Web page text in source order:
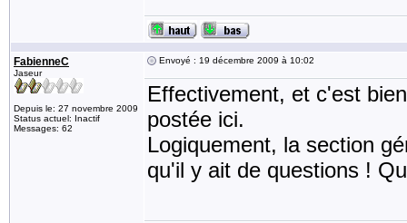
FabienneC
Jaseur
Depuis le: 27 novembre 2009
Status actuel: Inactif
Messages: 62
Envoyé : 19 décembre 2009 à 10:02
Effectivement, et c'est
postée ici.
Logiquement, la section
qu'il y ait de questions !